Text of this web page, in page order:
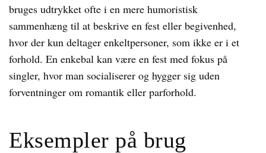
bruges udtrykket ofte i en mere humoristisk
sammenhæng til at beskrive en fest eller begivenhed,
hvor der kun deltager enkeltpersoner, som ikke er i et
forhold. En enkebal kan være en fest med fokus på
singler, hvor man socialiserer og hygger sig uden
forventninger om romantik eller parforhold.
Eksempler på brug